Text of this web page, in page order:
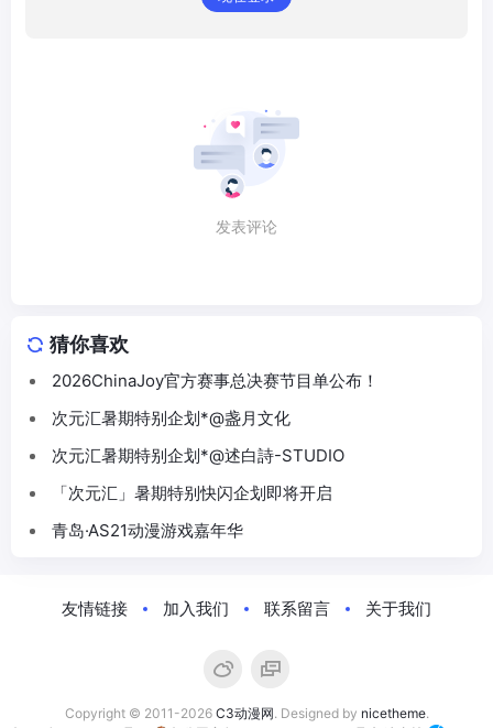
发表评论
猜你喜欢
2026ChinaJoy官方赛事总决赛节目单公布！
次元汇暑期特别企划*@盏月文化
次元汇暑期特别企划*@述白詩-STUDIO
「次元汇」暑期特别快闪企划即将开启
青岛·AS21动漫游戏嘉年华
友情链接 加入我们 联系留言 关于我们
Copyright © 2011-2026 C3动漫网. Designed by nicetheme.